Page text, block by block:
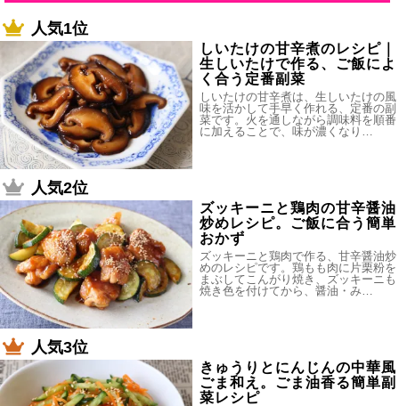
人気1位
しいたけの甘辛煮のレシピ｜
生しいたけで作る、ご飯によ
く合う定番副菜
しいたけの甘辛煮は、生しいたけの風
味を活かして手早く作れる、定番の副
菜です。火を通しながら調味料を順番
に加えることで、味が濃くなり…
人気2位
ズッキーニと鶏肉の甘辛醤油
炒めレシピ。ご飯に合う簡単
おかず
ズッキーニと鶏肉で作る、甘辛醤油炒
めのレシピです。鶏もも肉に片栗粉を
まぶしてこんがり焼き、ズッキーニも
焼き色を付けてから、醤油・み…
人気3位
きゅうりとにんじんの中華風
ごま和え。ごま油香る簡単副
菜レシピ